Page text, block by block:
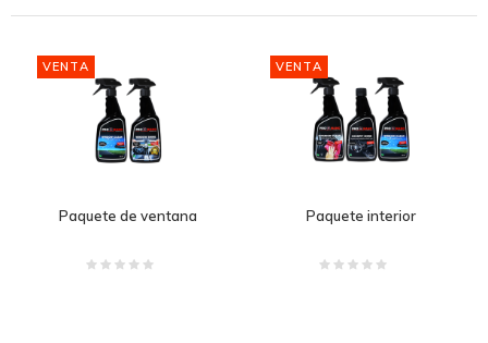
VENTA
Paquete de ventana
VENTA
Paquete interior